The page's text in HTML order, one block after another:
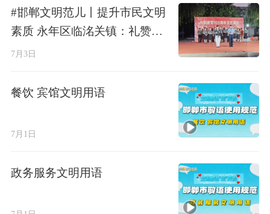
#邯郸文明范儿丨提升市民文明
素质 永年区临洺关镇：礼赞百
年荣光 唱响红色初心
7月3日
餐饮 宾馆文明用语
7月1日
政务服务文明用语